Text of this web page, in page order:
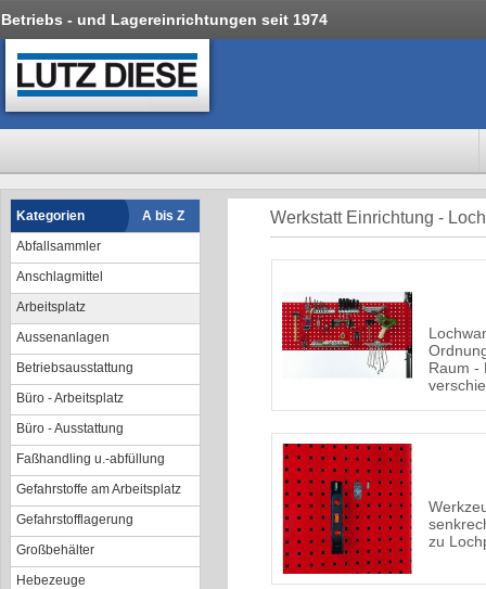
Betriebs - und Lagereinrichtungen seit 1974
Kategorien
A bis Z
Abfallsammler
Anschlagmittel
Arbeitsplatz
Aussenanlagen
Betriebsausstattung
Büro - Arbeitsplatz
Büro - Ausstattung
Faßhandling u.-abfüllung
Gefahrstoffe am Arbeitsplatz
Gefahrstofflagerung
Großbehälter
Hebezeuge
Werkstatt Einrichtung -
Raum -
zu